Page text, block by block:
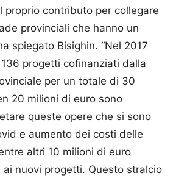
proprio contributo per collegare
provinciali che hanno un
spiegato Bisighin. “Nel 2017
progetti cofinanziati dalla
per un totale di 30
20 milioni di euro sono
queste opere che si sono
e aumento dei costi delle
altri 10 milioni di euro
nuovi progetti. Questo stralcio